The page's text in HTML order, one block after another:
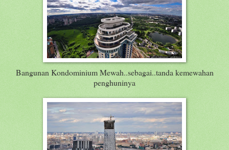
Bangunan Kondominium Mewah..sebagai..tanda kemewahan
penghuninya